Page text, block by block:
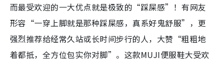
而最受欢迎的一大优点就是极致的“踩屎感”！有网友
形容“一穿上脚就是那种踩屎感，真系好鬼舒服”，更
强烈推荐给经常久站或长时间步行的人，大赞“粗粗地
着都抵，全方位包实你对脚”。这款MUJI便服鞋大受欢